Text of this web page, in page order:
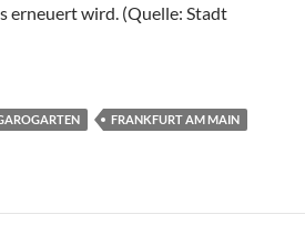
erneuert wird. (Quelle: Stadt
FRANKFURT AM MAIN